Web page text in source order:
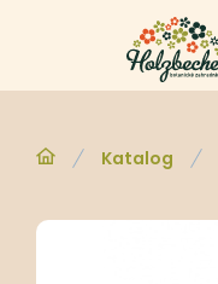
Katalog